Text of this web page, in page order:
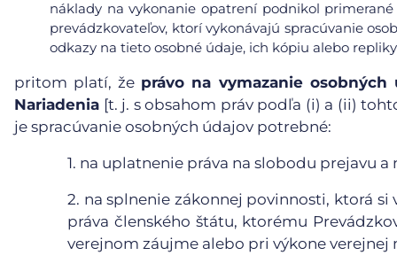
náklady na vykonanie opatrení podnikol
prevádzkovateľov, ktorí vykonávajú spracúvanie
odkazy na tieto osobné údaje, ich kópiu alebo
pritom platí, že právo na vymazanie
Nariadenia [t. j. s obsahom práv podľa (i) a (ii)
je spracúvanie osobných údajov potrebné:
1. na uplatnenie práva na slobodu prejavu a
2. na splnenie zákonnej povinnosti, ktorá
práva členského štátu, ktorému
verejnom záujme alebo pri výkone verejnej